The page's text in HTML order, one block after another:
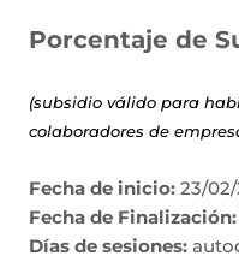
Porcentaje de
(subsidio válido para
colaboradores de
Fecha de inicio: 23/
Fecha de Finalización:
Días de sesiones: